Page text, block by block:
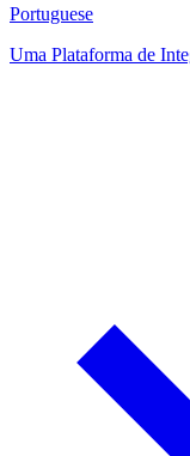
Portuguese
Uma Plataforma de